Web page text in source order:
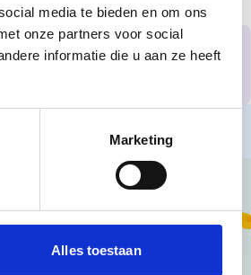
media te bieden en om ons
onze partners voor social
informatie die u aan ze heeft
Marketing
Alles toestaan
Plan jullie schoolreisje!